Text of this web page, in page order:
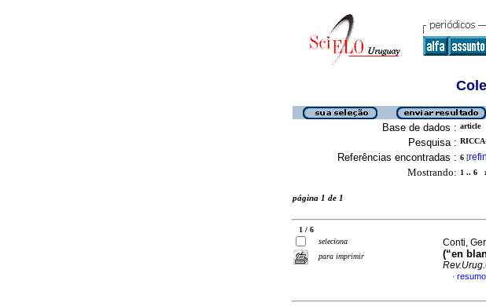
Base de dados : article
Pesquisa :
Referências encontradas : 6 [
Mostrando: 1 .. 6
página 1 de 1
1 / 6
seleciona
para imprimir
Conti,
(“en
·